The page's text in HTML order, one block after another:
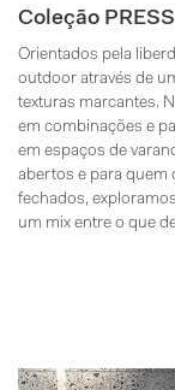
Coleção
Orientados pela
outdoor através de
texturas marcantes.
em combinações e
em espaços de
abertos e para quem
fechados,
um mix entre o que